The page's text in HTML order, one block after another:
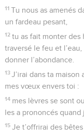
11 Tu nous as amenés
un fardeau pesant,
12 tu as fait monter des
traversé le feu et
donner l’abondance.
13 J’irai dans ta maison
mes vœux envers toi :
14 mes lèvres se sont
les a prononcés quand
15 Je t’offrirai des